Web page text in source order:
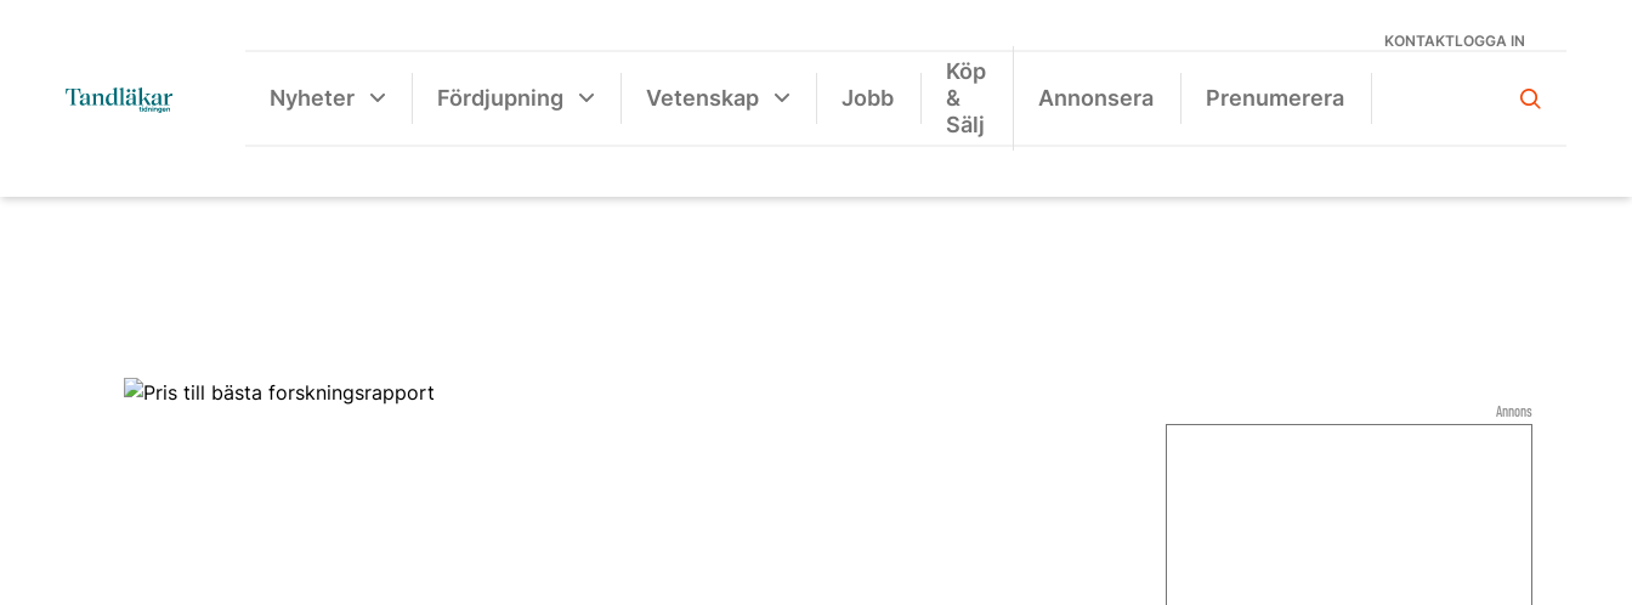
KONTAKTLOGGA IN
Nyheter Fördjupning Vetenskap Jobb
Köp
&
Sälj
Annonsera Prenumerera
Annons